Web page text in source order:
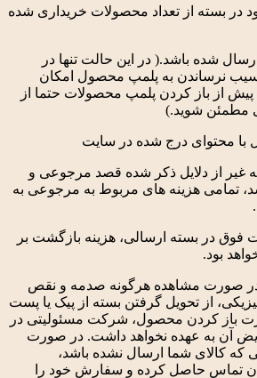
در بسته از تعداد محصولات خریداری شده
شده باشد.( در این حالت تنها در
نرساندن به پلمپ محصول امکان
از باز کردن پلمپ محصولات حتما از
مطمئن شوید.)
غیر از دلایل ذکر شده قصد مرجوعی و
تمامی هزینه های مربوط به مرجوعی به
در بسته ارسالی، هزینه بازگشت بر
بود.
صورت مشاهده هرگونه صدمه و نقص
از تحویل گرفتن بسته از پیک یا پست
باز کردن محصول، شرکت مسئولیتی در
آن به عهده نخواهد داشت. در صورت
که کالای شما ارسال نشده باشد،
تماس حاصل کرده و سفارش خود را